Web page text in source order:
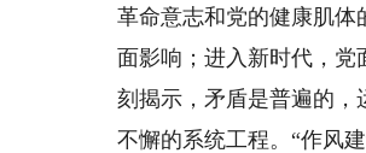
革命意志和党的健康肌体
面影响；进入新时代，党
刻揭示，矛盾是普遍的，
不懈的系统工程。“作风